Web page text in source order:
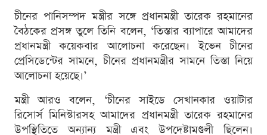
চীনের পানিসম্পদ মন্ত্রীর সঙ্গে প্রধানমন্ত্রী তারেক রহমানের
বৈঠকের প্রসঙ্গ তুলে তিনি বলেন, ‘তিস্তার ব্যাপারে আমাদের
প্রধানমন্ত্রী কয়েকবার আলোচনা করেছেন। ইভেন চীনের
প্রেসিডেন্টের সামনে, চীনের প্রধানমন্ত্রীর সামনে তিস্তা নিয়ে
আলোচনা হয়েছে।’
মন্ত্রী আরও বলেন, ‘চীনের সাইডে সেখানকার ওয়াটার
রিসোর্স মিনিস্টারসহ আমাদের প্রধানমন্ত্রী তারেক রহমানের
উপস্থিতিতে অন্যান্য মন্ত্রী এবং উপদেষ্টামণ্ডলী ছিলেন।